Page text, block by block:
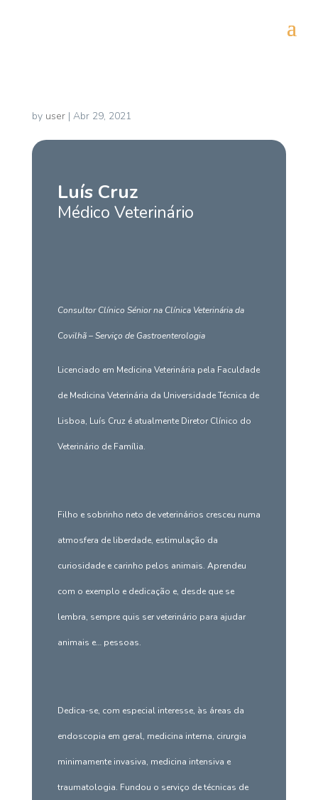
by user| Abr 29, 2021
Luís Cruz
Médico Veterinário
Consultor Clínico Sénior na Clínica Veterinária da
Covilhã – Serviço de Gastroenterologia
Licenciado em Medicina Veterinária pela Faculdade
de Medicina Veterinária da Universidade Técnica de
Lisboa, Luís Cruz é atualmente Diretor Clínico do
Veterinário de Família.
Filho e sobrinho neto de veterinários cresceu numa
atmosfera de liberdade, estimulação da
curiosidade e carinho pelos animais. Aprendeu
com o exemplo e dedicação e, desde que se
lembra, sempre quis ser veterinário para ajudar
animais e… pessoas.
Dedica-se, com especial interesse, às áreas da
endoscopia em geral, medicina interna, cirurgia
minimamente invasiva, medicina intensiva e
traumatologia. Fundou o serviço de técnicas de